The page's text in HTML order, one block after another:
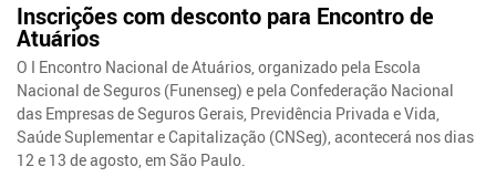
Inscrições com desconto para Encontro de
Atuários
O I Encontro Nacional de Atuários, organizado pela Escola
Nacional de Seguros (Funenseg) e pela Confederação Nacional
das Empresas de Seguros Gerais, Previdência Privada e Vida,
Saúde Suplementar e Capitalização (CNSeg), acontecerá nos dias
12 e 13 de agosto, em São Paulo.